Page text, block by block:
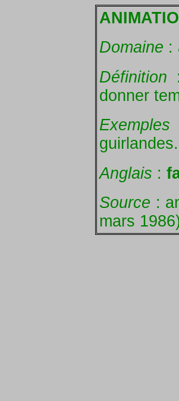
Domaine :
Définition
donner
Exemples
Anglais :
Source :
mars